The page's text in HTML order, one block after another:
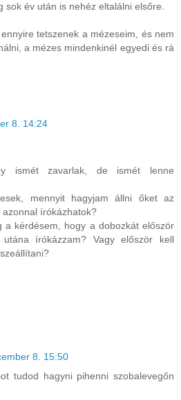
sok év után is nehéz eltalálni elsőre.
tetszenek a mézeseim, és nem
a mézes mindenkinél egyedi és rá
8. 14:24
ismét zavarlak, de ismét lenne
mennyit hagyjam állni őket az
írókázhatok?
a kérdésem, hogy a dobozkát először
írókázzam? Vagy először kell
8. 15:50
tudod hagyni pihenni szobalevegőn